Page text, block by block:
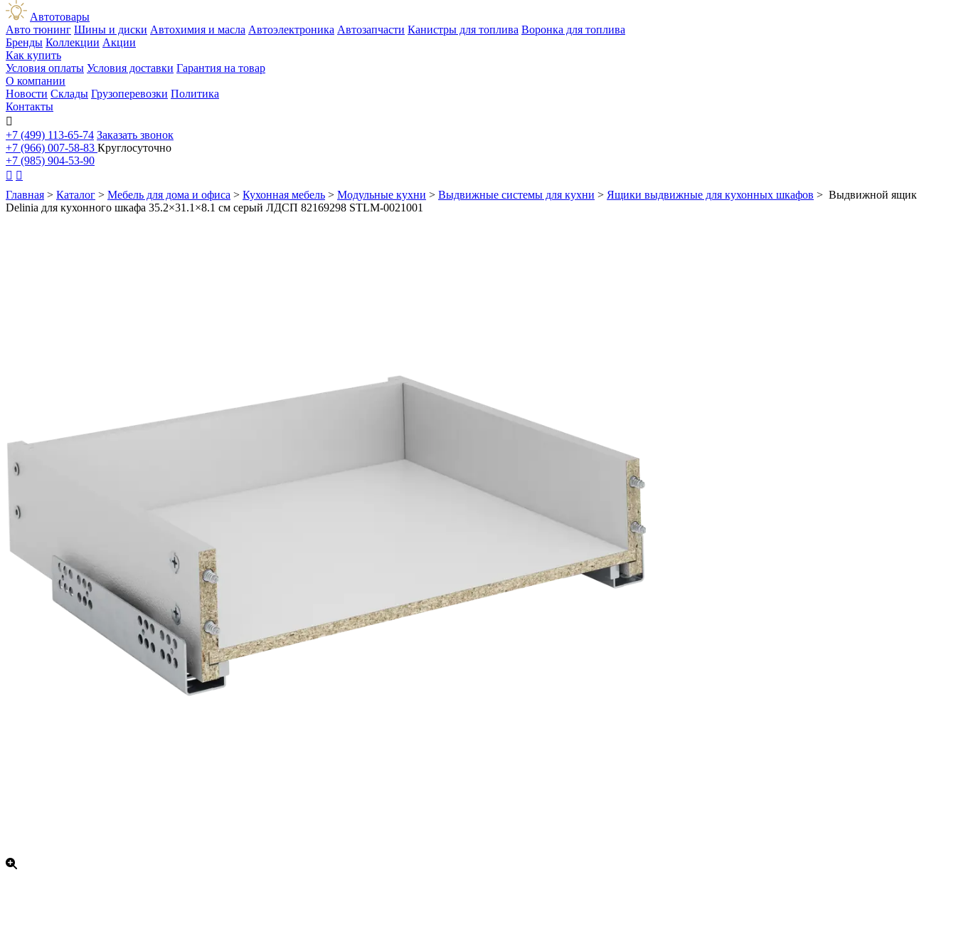
Автотовары
Авто тюнинг Шины и диски Автохимия и масла Автоэлектроника Автозапчасти Канистры для топлива Воронка для топлива
Бренды Коллекции Акции
Как купить
Условия оплаты Условия доставки Гарантия на товар
О компании
Новости Склады Грузоперевозки Политика
Контакты

+7 (499) 113-65-74 Заказать звонок
+7 (966) 007-58-83 Круглосуточно
+7 (985) 904-53-90
 
Главная > Каталог > Мебель для дома и офиса > Кухонная мебель > Модульные кухни > Выдвижные системы для кухни > Ящики выдвижные для кухонных шкафов > Выдвижной ящик
Delinia для кухонного шкафа 35.2×31.1×8.1 см серый ЛДСП 82169298 STLM-0021001